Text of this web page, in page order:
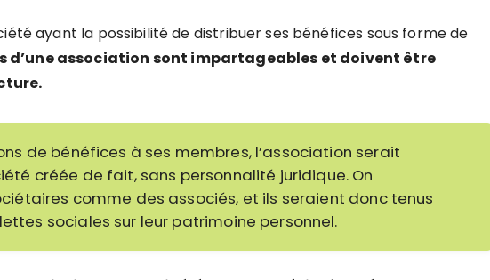
ayant la possibilité de distribuer ses bénéfices sous forme de
d’une association sont impartageables et doivent être
de bénéfices à ses membres, l’association serait
créée de fait, sans personnalité juridique. On
comme des associés, et ils seraient donc tenus
sociales sur leur patrimoine personnel.